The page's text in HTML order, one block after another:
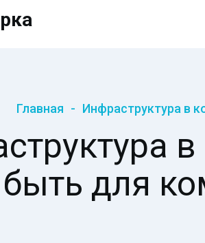
Главная Инфраструктура в
быть для